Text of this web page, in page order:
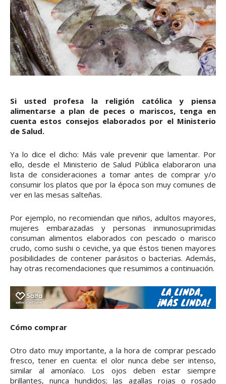
Si usted profesa la religión católica y piensa
alimentarse a plan de peces o mariscos, tenga en
cuenta estos consejos elaborados por el Ministerio
de Salud.
Ya lo dice el dicho: Más vale prevenir que lamentar. Por
ello, desde el Ministerio de Salud Pública elaboraron una
lista de consideraciones a tomar antes de comprar y/o
consumir los platos que por la época son muy comunes de
ver en las mesas salteñas.
Por ejemplo, no recomiendan que niños, adultos mayores,
mujeres embarazadas y personas inmunosuprimidas
consuman alimentos elaborados con pescado o marisco
crudo, como sushi o ceviche, ya que éstos tienen mayores
posibilidades de contener parásitos o bacterias. Además,
hay otras recomendaciones que resumimos a continuación.
Cómo comprar
Otro dato muy importante, a la hora de comprar pescado
fresco, tener en cuenta: el olor nunca debe ser intenso,
similar al amoníaco. Los ojos deben estar siempre
brillantes, nunca hundidos; las agallas rojas o rosado